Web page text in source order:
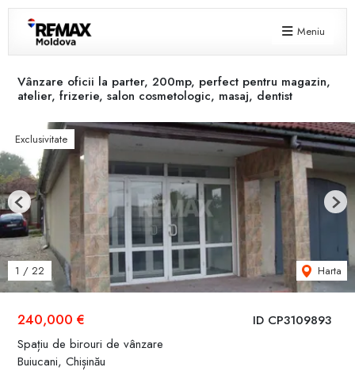
Meniu
Vânzare oficii la parter, 200mp, perfect pentru magazin,
atelier, frizerie, salon cosmetologic, masaj, dentist
ID CP3109893
240,000 €
Spațiu de birouri de vânzare
Buiucani, Chișinău
Exclusivitate
1 / 22 Harta
Previous Next